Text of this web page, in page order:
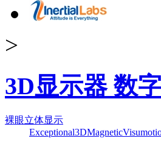
>
3D显示器 数
裸眼立体显示
Exceptional3DMagnetic